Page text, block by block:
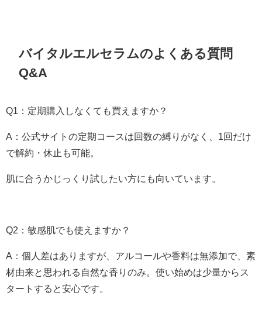
バイタルエルセラムのよくある質問
Q&A
Q1：定期購入しなくても買えますか？
A：公式サイトの定期コースは回数の縛りがなく、1回だけ
で解約・休止も可能。
肌に合うかじっくり試したい方にも向いています。
Q2：敏感肌でも使えますか？
A：個人差はありますが、アルコールや香料は無添加で、素
材由来と思われる自然な香りのみ。使い始めは少量からス
タートすると安心です。